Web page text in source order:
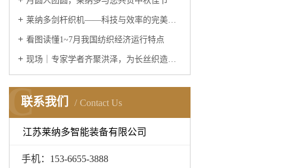
莱纳多剑杆织机——科技与效率的完美融合
看图读懂1~7月我国纺织经济运行特点
现场｜专家学者齐聚洪泽，为长丝织造行业绿色发展“…
联系我们 Contact Us
C
江苏莱纳多智能装备有限公司
手机：153-6655-3888